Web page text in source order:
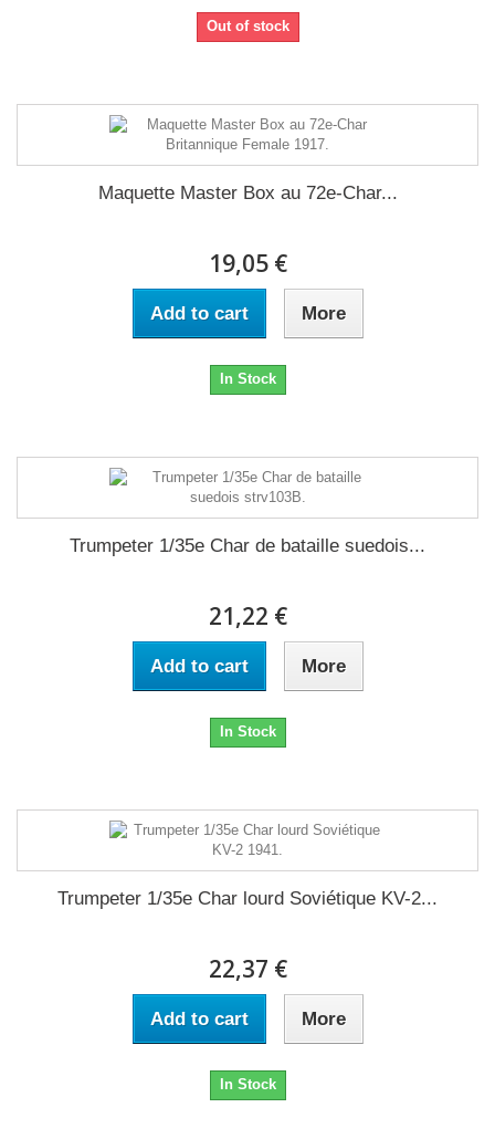
Out of stock
Maquette Master Box au 72e-Char...
19,05 €
Add to cart More
In Stock
Trumpeter 1/35e Char de bataille suedois...
21,22 €
Add to cart More
In Stock
Trumpeter 1/35e Char lourd Soviétique KV-2...
22,37 €
Add to cart More
In Stock